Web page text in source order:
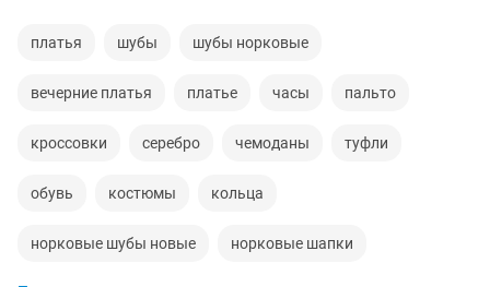
платья шубы шубы норковые
вечерние платья платье часы пальто
кроссовки серебро чемоданы туфли
обувь костюмы кольца
норковые шубы новые норковые шапки